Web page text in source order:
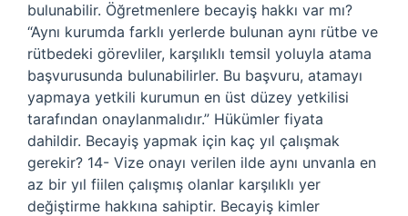
bulunabilir. Öğretmenlere becayiş hakkı var mı?
“Aynı kurumda farklı yerlerde bulunan aynı rütbe ve
rütbedeki görevliler, karşılıklı temsil yoluyla atama
başvurusunda bulunabilirler. Bu başvuru, atamayı
yapmaya yetkili kurumun en üst düzey yetkilisi
tarafından onaylanmalıdır.” Hükümler fiyata
dahildir. Becayiş yapmak için kaç yıl çalışmak
gerekir? 14- Vize onayı verilen ilde aynı unvanla en
az bir yıl fiilen çalışmış olanlar karşılıklı yer
değiştirme hakkına sahiptir. Becayiş kimler